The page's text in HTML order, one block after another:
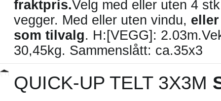
fraktpris.Velg med eller uten 4
vegger. Med eller uten vindu,
som tilvalg. H:[VEGG]:
30,45kg. Sammenslått: ca.35x3
QUICK-UP TELT 3X3M